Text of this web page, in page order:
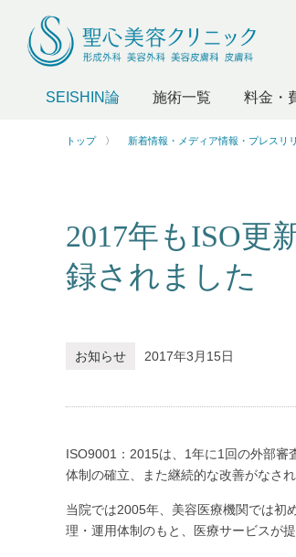
SEISHIN論 施術一覧 料金・
トップ 新着情報・メディア情報・プレスリ
2017年もISO更
録されました
お知らせ 2017年3月15日
ISO9001：2015は、1年に1回の外部審
体制の確立、また継続的な改善がなさ
当院では2005年、美容医療機関では初
理・運用体制のもと、医療サービスが